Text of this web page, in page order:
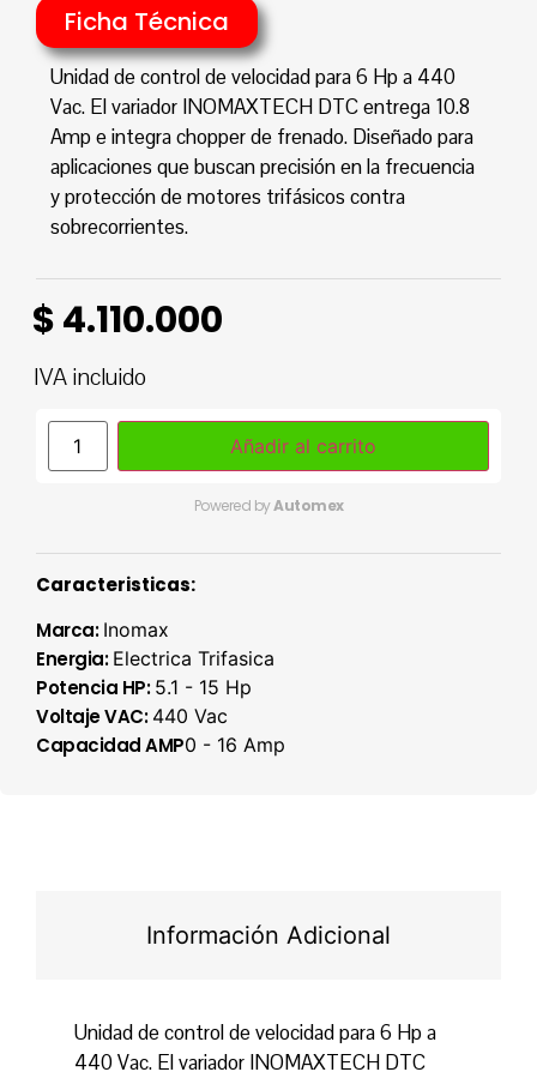
Ficha Técnica
Unidad de control de velocidad para 6 Hp a 440
Vac. El variador INOMAXTECH DTC entrega 10.8
Amp e integra chopper de frenado. Diseñado para
aplicaciones que buscan precisión en la frecuencia
y protección de motores trifásicos contra
sobrecorrientes.
$4.110.000
IVA incluido
Añadir al carrito
Powered byAutomex
Caracteristicas:
Marca: Inomax
Energia: Electrica Trifasica
Potencia HP: 5.1 - 15 Hp
Voltaje VAC: 440 Vac
Capacidad AMP0 - 16 Amp
Información Adicional
Unidad de control de velocidad para 6 Hp a
440 Vac. El variador INOMAXTECH DTC